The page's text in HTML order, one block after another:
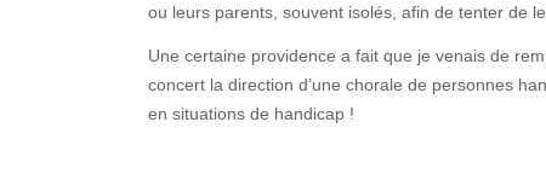
ou leurs parents, souvent isolés, afin de tenter de
Une certaine providence a fait que je venais de
concert la direction d’une chorale de personnes
en situations de handicap !